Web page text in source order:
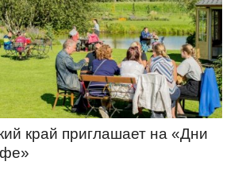
край приглашает на «Дни